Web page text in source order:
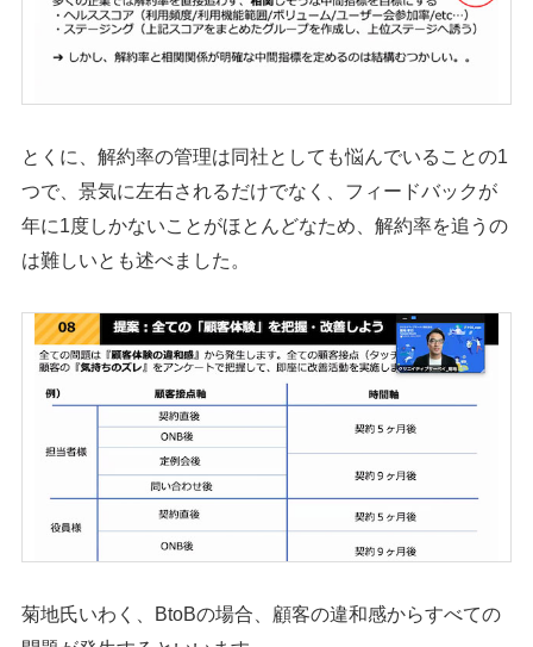
とくに、解約率の管理は同社としても悩んでいることの1
つで、景気に左右されるだけでなく、フィードバックが
年に1度しかないことがほとんどなため、解約率を追うの
は難しいとも述べました。
菊地氏いわく、BtoBの場合、顧客の違和感からすべての